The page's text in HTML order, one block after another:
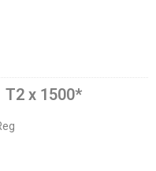
x 1500*